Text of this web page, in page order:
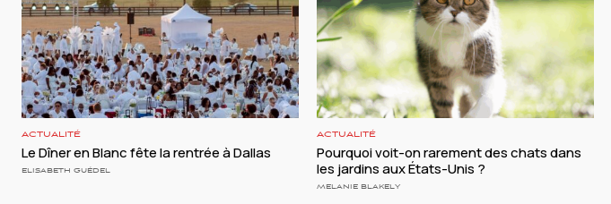
ACTUALITÉ
Le Dîner en Blanc fête la rentrée à Dallas
ELISABETH GUÉDEL
ACTUALITÉ
Pourquoi voit-on rarement des chats dans
les jardins aux États-Unis ?
MELANIE BLAKELY